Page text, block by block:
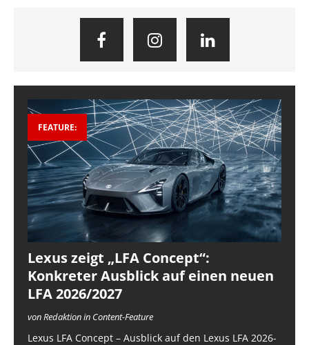
FEATURE:
Lexus zeigt „LFA Concept“:
Konkreter Ausblick auf einen neuen
LFA 2026/2027
von Redaktion in Content-Feature
Lexus LFA Concept – Ausblick auf den Lexus LFA 2026-